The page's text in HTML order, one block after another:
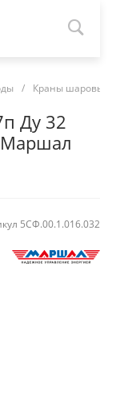
/ Краны шаровые
Ду 32
Маршал
5СФ.00.1.016.032